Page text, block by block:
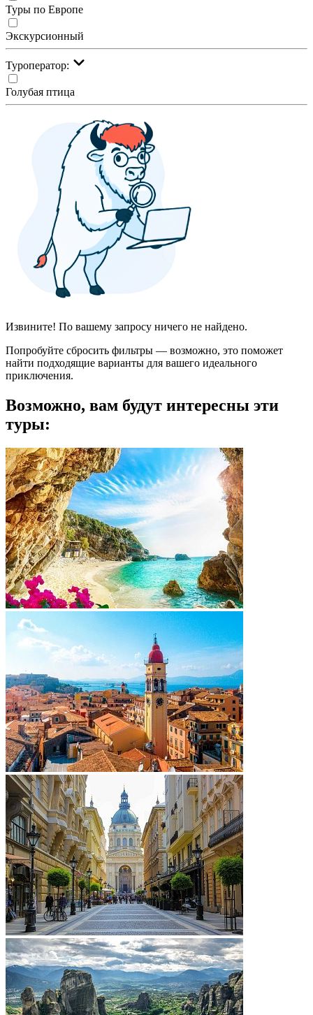
Туры по Европе
Экскурсионный
Туроператор:
Голубая птица
Извините! По вашему запросу ничего не найдено.
Попробуйте сбросить фильтры — возможно, это поможет
найти подходящие варианты для вашего идеального
приключения.
Возможно, вам будут интересны эти
туры: